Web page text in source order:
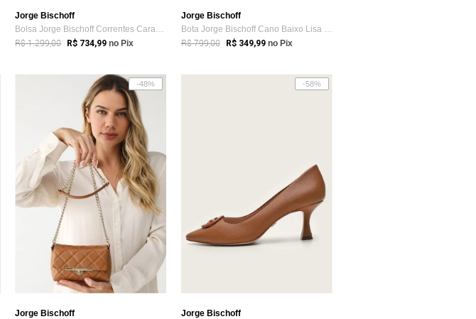
Jorge Bischoff
Bolsa Jorge Bischoff Correntes Caramelo
R$ 1.299,00 R$ 734,99 no Pix
Jorge Bischoff
Bota Jorge Bischoff Cano Baixo Lisa Caramelo
R$ 799,00 R$ 349,99 no Pix
-48%
Jorge Bischoff
-58%
Jorge Bischoff